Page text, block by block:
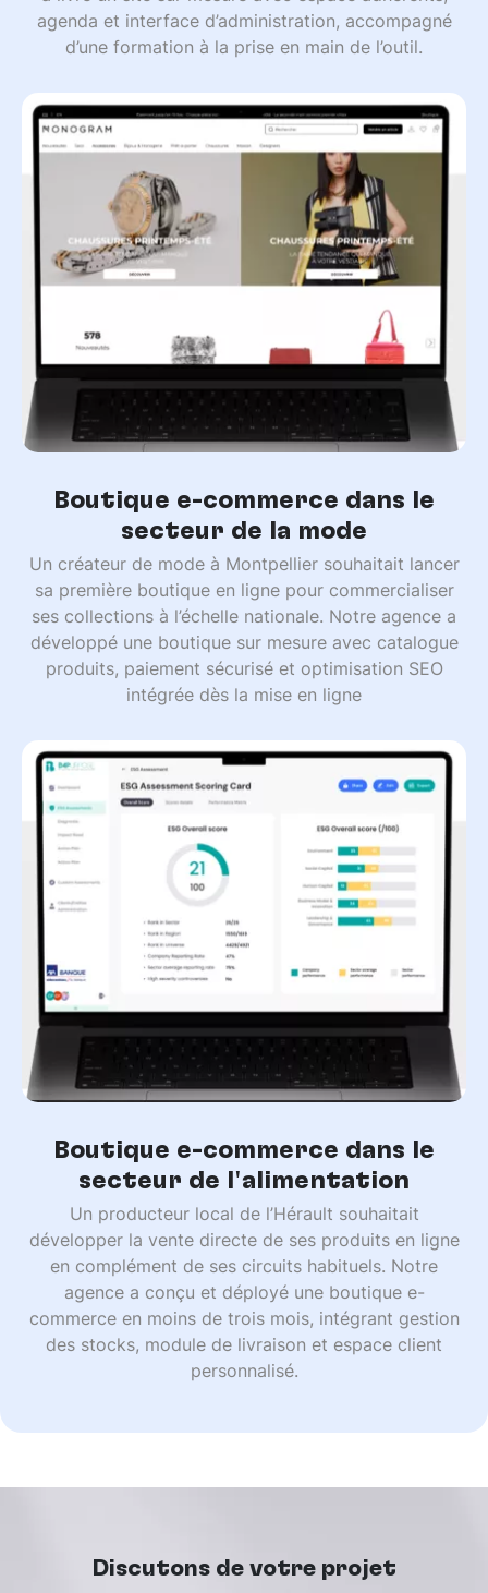
agenda et interface d’administration, accompagné
d’une formation à la prise en main de l’outil.
Boutique e-commerce dans le
secteur de la mode
Un créateur de mode à Montpellier souhaitait lancer
sa première boutique en ligne pour commercialiser
ses collections à l’échelle nationale. Notre agence a
développé une boutique sur mesure avec catalogue
produits, paiement sécurisé et optimisation SEO
intégrée dès la mise en ligne
Boutique e-commerce dans le
secteur de l'alimentation
Un producteur local de l’Hérault souhaitait
développer la vente directe de ses produits en ligne
en complément de ses circuits habituels. Notre
agence a conçu et déployé une boutique e-
commerce en moins de trois mois, intégrant gestion
des stocks, module de livraison et espace client
personnalisé.
Discutons de votre projet